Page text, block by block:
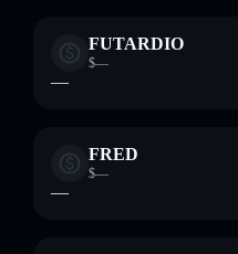
FUTARDIO
$—
—
FRED
$—
—